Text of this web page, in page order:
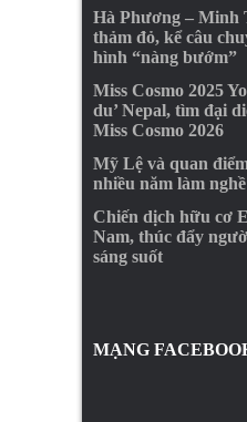
Hà Phương – Minh
thảm đỏ, kể câu
hình “nàng bướm”
Miss Cosmo 2025
du’ Nepal, tìm đại
Miss Cosmo 2026
Mỹ Lệ và quan
nhiều năm làm nghề
Chiến dịch hữu cơ
Nam, thúc đẩy
sáng suốt
MẠNG